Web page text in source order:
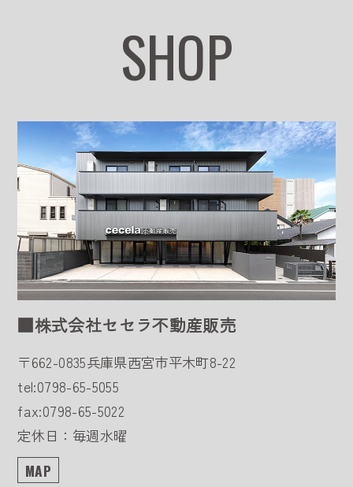
SHOP
■株式会社セセラ不動産販売
〒662-0835兵庫県西宮市平木町8-22
tel:0798-65-5055
fax:0798-65-5022
定休日：毎週水曜
MAP